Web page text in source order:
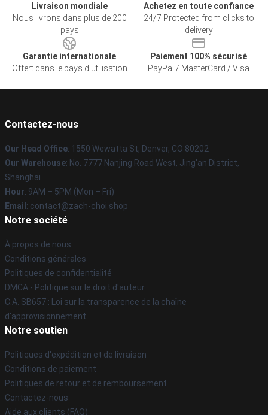
Livraison mondiale
Nous livrons dans plus de 200
pays
Achetez en toute confiance
24/7 Protected from clicks to
delivery
Garantie internationale
Offert dans le pays d'utilisation
Paiement 100% sécurisé
PayPal / MasterCard / Visa
Contactez-nous
Our Head Office: 1550 Wewatta St, Denver, CO 80202
Our Warehouse: No. 7777 Nanjing Road West, Jing'an District,
Shanghai
Hour: 9AM – 5PM (Mon – Fri)
Email : contact@zach-choi.shop
Notre société
À propos de nous
Conditions générales
Politiques de confidentialité
DMCA - Politique sur le droit d'auteur
C.A. SB657 : Loi sur la transparence de la chaîne
d'approvisionnement
Notre soutien
Politiques d'expédition et de livraison
Conditions de paiement
Politiques de retour et de remboursement
Contactez-nous
Aide aux clients (FAQ)